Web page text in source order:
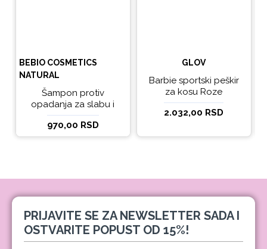
BEBIO COSMETICS
NATURAL
Šampon protiv
opadanja za slabu i
tanku kosu beBio
natural 300ml
970,00 RSD
GLOV
Barbie sportski peškir
za kosu Roze
2.032,00 RSD
PRIJAVITE SE ZA NEWSLETTER SADA I
OSTVARITE POPUST OD 15%!